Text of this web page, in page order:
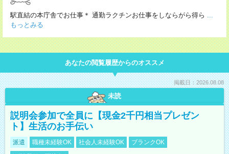
駅直結の本庁舎でお仕事＊ 通勤ラクチンお仕事をしならがら得ら ...
もっとみる
あなたの閲覧履歴からのオススメ
掲載日：2026.08.08
未読
説明会参加で全員に【現金2千円相当プレゼン
ト】生活のお手伝い
派遣 職種未経験OK 社会人未経験OK
ブランクOK